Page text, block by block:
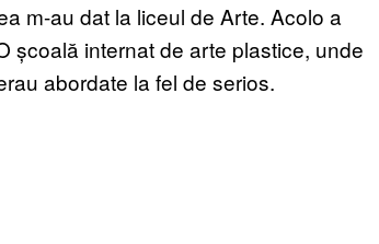
m-au dat la liceul de Arte. Acolo a
școală internat de arte plastice, unde
abordate la fel de serios.